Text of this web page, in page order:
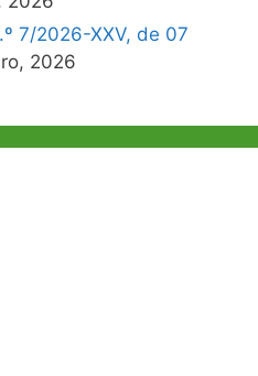
7/2026-XXV, de 07
2026